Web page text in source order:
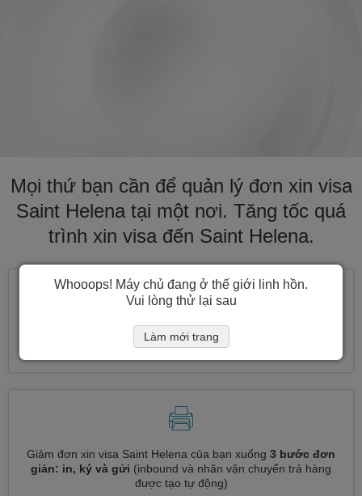
Mọi thứ bạn cần để quản lý đơn xin visa
Saint Helena tại một nơi. Tăng tốc quá
trình xin visa đến Saint Helena.
Đăng ký nhiều loại visa cùng một lúc
nhập thông tin lặp đi lặp lại
Giảm đơn xin visa Saint Helena của bạn xuống 3 bước đơn
giản: in, ký và gửi (inbound và nhãn vận chuyển trả hàng
được tạo tự động)
Whooops! Máy chủ đang ở thế giới linh hồn.
Vui lòng thử lại sau
Làm mới trang